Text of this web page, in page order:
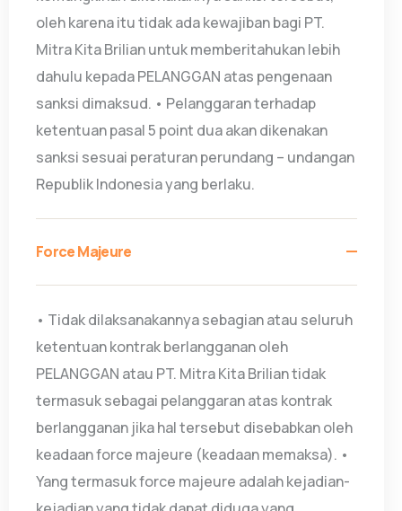
oleh karena itu tidak ada kewajiban bagi PT.
Mitra Kita Brilian untuk memberitahukan lebih
dahulu kepada PELANGGAN atas pengenaan
sanksi dimaksud. • Pelanggaran terhadap
ketentuan pasal 5 point dua akan dikenakan
sanksi sesuai peraturan perundang – undangan
Republik Indonesia yang berlaku.
Force Majeure
• Tidak dilaksanakannya sebagian atau seluruh
ketentuan kontrak berlangganan oleh
PELANGGAN atau PT. Mitra Kita Brilian tidak
termasuk sebagai pelanggaran atas kontrak
berlangganan jika hal tersebut disebabkan oleh
keadaan force majeure (keadaan memaksa). •
Yang termasuk force majeure adalah kejadian-